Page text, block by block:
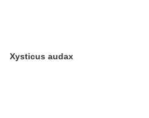
Xysticus audax